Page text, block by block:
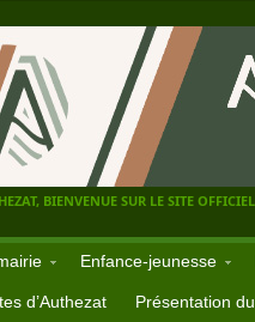
BIENVENUE SUR LE SITE OFFICIEL
Enfance-jeunesse
d’Authezat Présentation